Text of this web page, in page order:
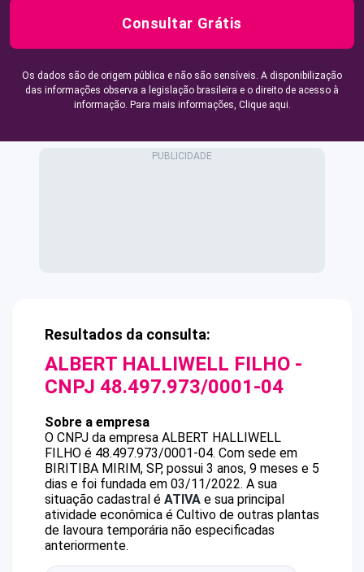
Consultar Grátis
Os dados são de origem pública e não são sensíveis. A disponibilização
das informações observa a legislação brasileira e o direito de acesso à
informação. Para mais informações, Clique aqui.
Resultados da consulta:
ALBERT HALLIWELL FILHO -
CNPJ 48.497.973/0001-04
Sobre a empresa
O CNPJ da empresa ALBERT HALLIWELL
FILHO é 48.497.973/0001-04. Com sede em
BIRITIBA MIRIM, SP, possui 3 anos, 9 meses e 5
dias e foi fundada em 03/11/2022. A sua
situação cadastral é ATIVA e sua principal
atividade econômica é Cultivo de outras plantas
de lavoura temporária não especificadas
anteriormente.